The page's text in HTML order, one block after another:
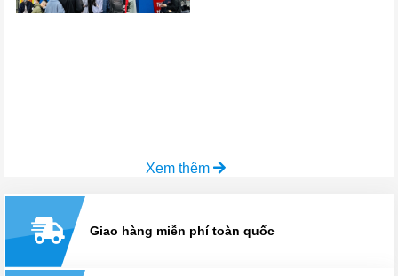
Xem thêm
Giao hàng miễn phí toàn quốc